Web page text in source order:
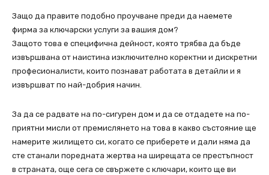
Защо да правите подобно проучване преди да наемете
фирма за ключарски услуги за вашия дом?
Защото това е специфична дейност, която трябва да бъде
извършвана от наистина изключително коректни и дискретни
професионалисти, които познават работата в детайли и я
извършват по най-добрия начин.
За да се радвате на по-сигурен дом и да се отдадете на по-
приятни мисли от премислянето на това в какво състояние ще
намерите жилището си, когато се приберете и дали няма да
сте станали поредната жертва на ширeщата се престъпност
в страната, още сега се свържете с ключари, които ще ви